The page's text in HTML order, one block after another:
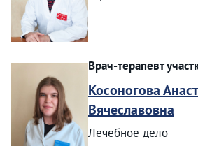
Врач-терапевт
Косоногова
Вячеславовна
Лечебное дело